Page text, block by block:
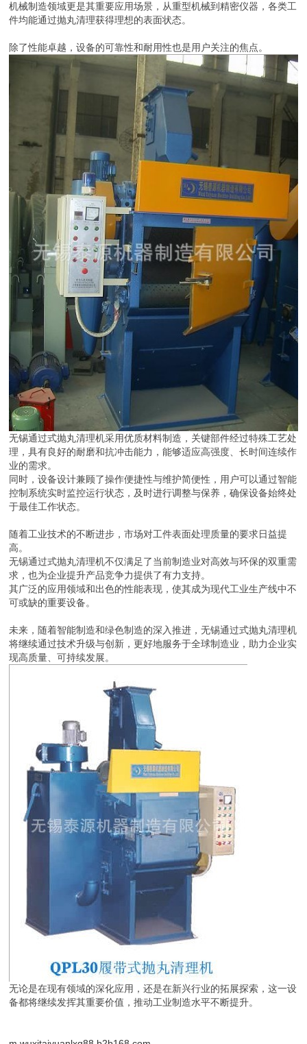
机械制造领域更是其重要应用场景，从重型机械到精密仪器，各类工
件均能通过抛丸清理获得理想的表面状态。
除了性能卓越，设备的可靠性和耐用性也是用户关注的焦点。
无锡通过式抛丸清理机采用优质材料制造，关键部件经过特殊工艺处
理，具有良好的耐磨和抗冲击能力，能够适应高强度、长时间连续作
业的需求。
同时，设备设计兼顾了操作便捷性与维护简便性，用户可以通过智能
控制系统实时监控运行状态，及时进行调整与保养，确保设备始终处
于最佳工作状态。
随着工业技术的不断进步，市场对工件表面处理质量的要求日益提
高。
无锡通过式抛丸清理机不仅满足了当前制造业对高效与环保的双重需
求，也为企业提升产品竞争力提供了有力支持。
其广泛的应用领域和出色的性能表现，使其成为现代工业生产线中不
可或缺的重要设备。
未来，随着智能制造和绿色制造的深入推进，无锡通过式抛丸清理机
将继续通过技术升级与创新，更好地服务于全球制造业，助力企业实
现高质量、可持续发展。
无论是在现有领域的深化应用，还是在新兴行业的拓展探索，这一设
备都将继续发挥其重要价值，推动工业制造水平不断提升。